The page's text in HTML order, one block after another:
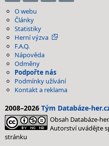
O webu
Články
Statistiky
Herní výzva
F.A.Q.
Nápověda
Odměny
Podpořte nás
Podmínky užívání
Kontakt a reklama
2008–2026 Tým Databáze-
Obsah Databáze-
Autorství uvádějte
stránku